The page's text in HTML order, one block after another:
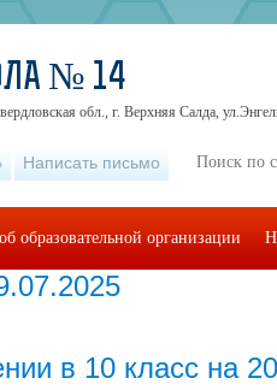
в 10 класс на
№ 14
обл., г. Верхняя Салда,
Написать письмо
образовательной организации